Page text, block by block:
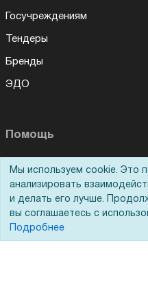
Госучреждениям
Тендеры
Бренды
ЭДО
Помощь
Вопрос-ответ
Реквизиты
Гарантии и возврат
Сервисный центр
Мы используем cookie. Это
анализировать
и делать его лучше.
вы соглашаетесь с
Подробнее